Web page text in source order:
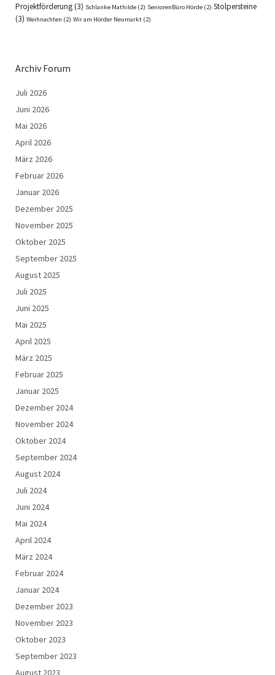
Projektförderung(3) Schlanke Mathilde (2) SeniorenBüro Hörde (2) Stolpersteine
(3) Weihnachten (2) Wir am Hörder Neumarkt (2)
Archiv Forum
Juli 2026
Juni 2026
Mai 2026
April 2026
März 2026
Februar 2026
Januar 2026
Dezember 2025
November 2025
Oktober 2025
September 2025
August 2025
Juli 2025
Juni 2025
Mai 2025
April 2025
März 2025
Februar 2025
Januar 2025
Dezember 2024
November 2024
Oktober 2024
September 2024
August 2024
Juli 2024
Juni 2024
Mai 2024
April 2024
März 2024
Februar 2024
Januar 2024
Dezember 2023
November 2023
Oktober 2023
September 2023
August 2023